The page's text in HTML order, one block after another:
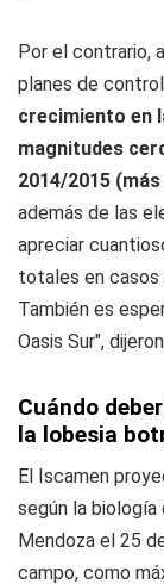
Por el contrario,
planes de
crecimiento en
magnitudes
2014/2015
además de las
apreciar
totales en casos
También es
Oasis Sur",
Cuándo
la lobesia
El Iscamen
según la biología
Mendoza el 25
campo, como